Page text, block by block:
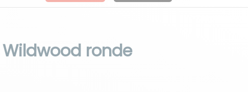
Wildwood ronde